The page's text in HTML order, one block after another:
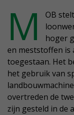
M
OB
hoger
en meststoffen is
toegestaan. Het
het gebruik van
overtreden de
zijn gesteld in de